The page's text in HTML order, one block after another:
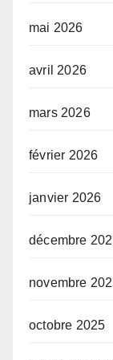
mai 2026
avril 2026
mars 2026
février 2026
janvier 2026
décembre
novembre
octobre 2025